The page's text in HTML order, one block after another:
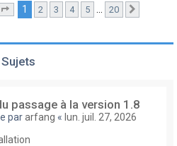
Page sur20
1 2 3 4 5 … 20
Sujets
passage à la version 1.8
pararfang « lun. juil. 27, 2026